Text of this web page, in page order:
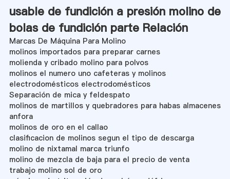
usable de fundición a presión molino de
bolas de fundición parte Relación
Marcas De Máquina Para Molino
molinos importados para preparar carnes
molienda y cribado molino para polvos
molinos el numero uno cafeteras y molinos
electrodomésticos electrodomésticos
Separación de mica y feldespato
molinos de martillos y quebradores para habas almacenes
anfora
molinos de oro en el callao
clasificacion de molinos segun el tipo de descarga
molino de nixtamal marca triunfo
molino de mezcla de baja para el precio de venta
trabajo molino sol de oro